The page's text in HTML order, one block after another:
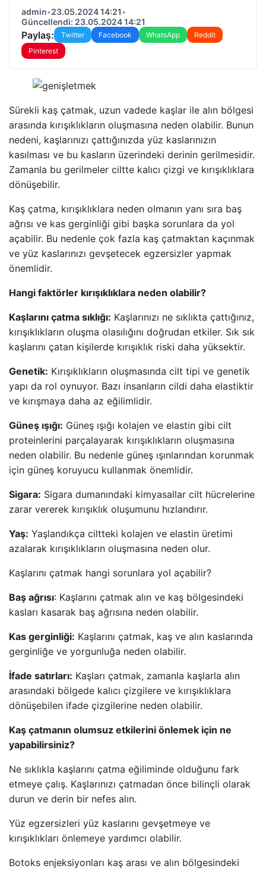
admin•23.05.2024 14:21•
Güncellendi: 23.05.2024 14:21
Paylaş: Twitter Facebook WhatsApp
Reddit
Pinterest
Sürekli kaş çatmak, uzun vadede kaşlar ile alın bölgesi
arasında kırışıklıkların oluşmasına neden olabilir. Bunun
nedeni, kaşlarınızı çattığınızda yüz kaslarınızın
kasılması ve bu kasların üzerindeki derinin gerilmesidir.
Zamanla bu gerilmeler ciltte kalıcı çizgi ve kırışıklıklara
dönüşebilir.
Kaş çatma, kırışıklıklara neden olmanın yanı sıra baş
ağrısı ve kas gerginliği gibi başka sorunlara da yol
açabilir. Bu nedenle çok fazla kaş çatmaktan kaçınmak
ve yüz kaslarınızı gevşetecek egzersizler yapmak
önemlidir.
Hangi faktörler kırışıklıklara neden olabilir?
Kaşlarını çatma sıklığı: Kaşlarınızı ne sıklıkta çattığınız,
kırışıklıkların oluşma olasılığını doğrudan etkiler. Sık sık
kaşlarını çatan kişilerde kırışıklık riski daha yüksektir.
Genetik: Kırışıklıkların oluşmasında cilt tipi ve genetik
yapı da rol oynuyor. Bazı insanların cildi daha elastiktir
ve kırışmaya daha az eğilimlidir.
Güneş ışığı: Güneş ışığı kolajen ve elastin gibi cilt
proteinlerini parçalayarak kırışıklıkların oluşmasına
neden olabilir. Bu nedenle güneş ışınlarından korunmak
için güneş koruyucu kullanmak önemlidir.
Sigara: Sigara dumanındaki kimyasallar cilt hücrelerine
zarar vererek kırışıklık oluşumunu hızlandırır.
Yaş: Yaşlandıkça ciltteki kolajen ve elastin üretimi
azalarak kırışıklıkların oluşmasına neden olur.
Kaşlarını çatmak hangi sorunlara yol açabilir?
Baş ağrısı: Kaşlarını çatmak alın ve kaş bölgesindeki
kasları kasarak baş ağrısına neden olabilir.
Kas gerginliği: Kaşlarını çatmak, kaş ve alın kaslarında
gerginliğe ve yorgunluğa neden olabilir.
İfade satırları: Kaşları çatmak, zamanla kaşlarla alın
arasındaki bölgede kalıcı çizgilere ve kırışıklıklara
dönüşebilen ifade çizgilerine neden olabilir.
Kaş çatmanın olumsuz etkilerini önlemek için ne
yapabilirsiniz?
Ne sıklıkla kaşlarını çatma eğiliminde olduğunu fark
etmeye çalış. Kaşlarınızı çatmadan önce bilinçli olarak
durun ve derin bir nefes alın.
Yüz egzersizleri yüz kaslarını gevşetmeye ve
kırışıklıkları önlemeye yardımcı olabilir.
Botoks enjeksiyonları kaş arası ve alın bölgesindeki